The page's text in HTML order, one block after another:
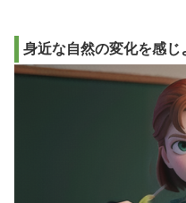
身近な自然の変化を感じ